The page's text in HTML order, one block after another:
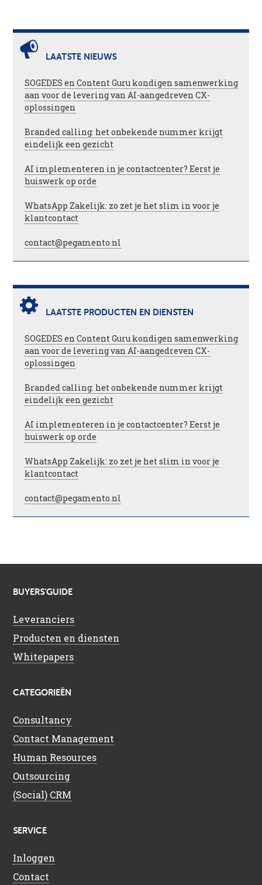
LAATSTE NIEUWS
SOGEDES en Content Guru kondigen samenwerking
aan voor de levering van AI-aangedreven CX-
oplossingen
Branded calling: het onbekende nummer krijgt
eindelijk een gezicht
AI implementeren in je contactcenter? Eerst je
huiswerk op orde
WhatsApp Zakelijk: zo zet je het slim in voor je
klantcontact
contact@pegamento.nl
LAATSTE PRODUCTEN EN DIENSTEN
SOGEDES en Content Guru kondigen samenwerking
aan voor de levering van AI-aangedreven CX-
oplossingen
Branded calling: het onbekende nummer krijgt
eindelijk een gezicht
AI implementeren in je contactcenter? Eerst je
huiswerk op orde
WhatsApp Zakelijk: zo zet je het slim in voor je
klantcontact
contact@pegamento.nl
BUYERS’GUIDE
Leveranciers
Producten en diensten
Whitepapers
CATEGORIEËN
Consultancy
Contact Management
Human Resources
Outsourcing
(Social) CRM
SERVICE
Inloggen
Contact